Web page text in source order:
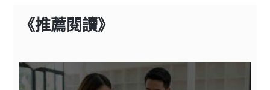
《推薦閱讀》